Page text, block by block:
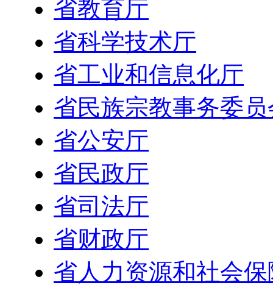
省教育厅
省科学技术厅
省工业和信息化厅
省民族宗教事务委员
省公安厅
省民政厅
省司法厅
省财政厅
省人力资源和社会